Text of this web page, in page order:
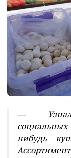
— Узнала
нибудь